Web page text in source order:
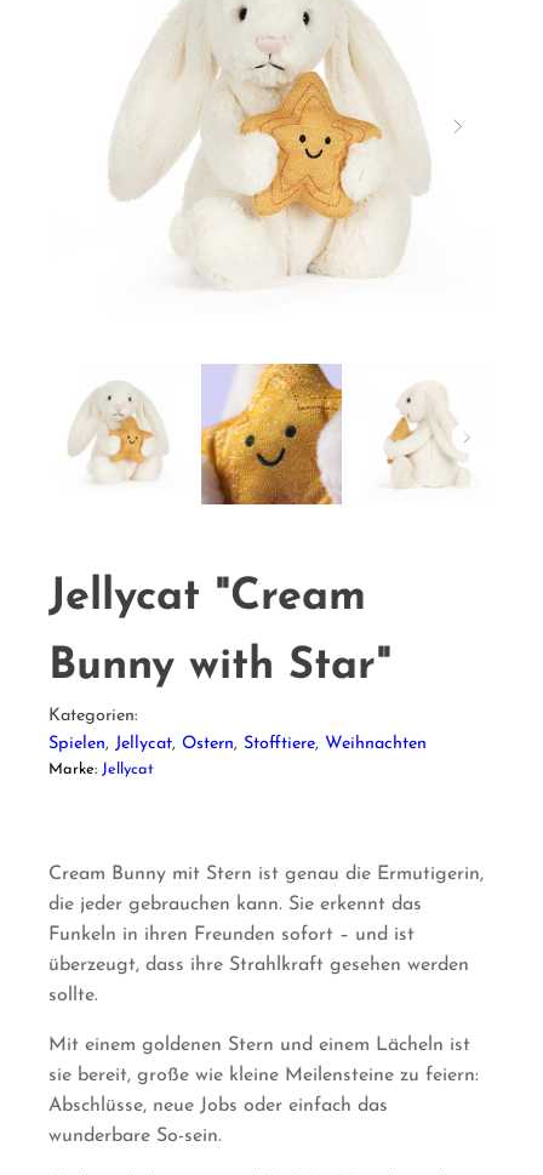
Jellycat "Cream
Bunny with Star"
Kategorien:
Spielen, Jellycat, Ostern, Stofftiere, Weihnachten
Marke: Jellycat
Cream Bunny mit Stern ist genau die Ermutigerin,
die jeder gebrauchen kann. Sie erkennt das
Funkeln in ihren Freunden sofort – und ist
überzeugt, dass ihre Strahlkraft gesehen werden
sollte.
Mit einem goldenen Stern und einem Lächeln ist
sie bereit, große wie kleine Meilensteine zu feiern:
Abschlüsse, neue Jobs oder einfach das
wunderbare So-sein.